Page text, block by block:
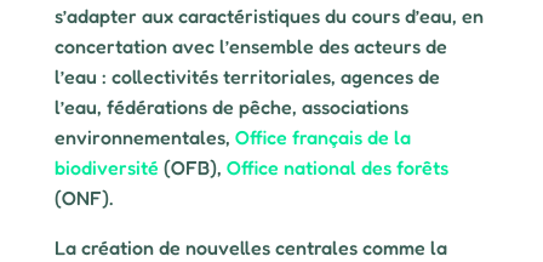
s’adapter aux caractéristiques du cours d’eau, en
concertation avec l’ensemble des acteurs de
l’eau : collectivités territoriales, agences de
l’eau, fédérations de pêche, associations
environnementales, Office français de la
biodiversité (OFB), Office national des forêts
(ONF).
La création de nouvelles centrales comme la